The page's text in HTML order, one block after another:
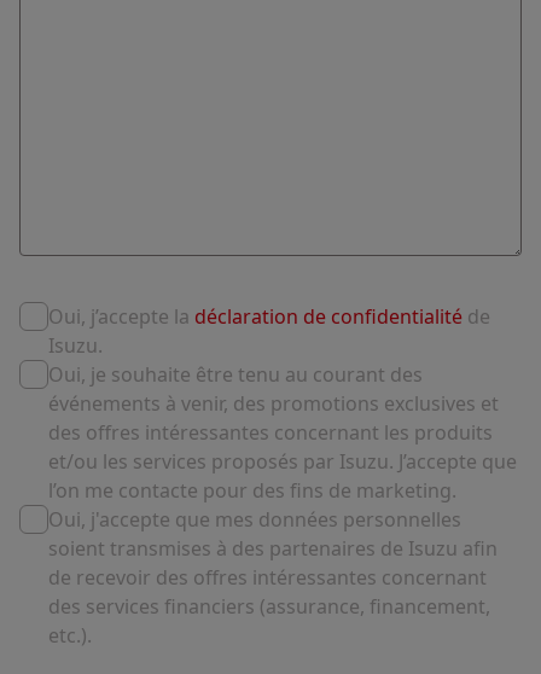
Oui, j’accepte la déclaration de confidentialité de
Isuzu.
Oui, je souhaite être tenu au courant des
événements à venir, des promotions exclusives et
des offres intéressantes concernant les produits
et/ou les services proposés par Isuzu. J’accepte que
l’on me contacte pour des fins de marketing.
Oui, j'accepte que mes données personnelles
soient transmises à des partenaires de Isuzu afin
de recevoir des offres intéressantes concernant
des services financiers (assurance, financement,
etc.).